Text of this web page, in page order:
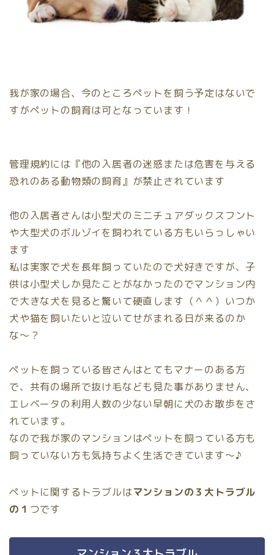
我が家の場合、今のところペットを飼う予定はないで
すがペットの飼育は可となっています！
管理規約には『他の入居者の迷惑または危害を与える
恐れのある動物類の飼育』が禁止されています
他の入居者さんは小型犬のミニチュアダックスフント
や大型犬のボルゾイを飼われている方もいらっしゃい
ます
私は実家で犬を長年飼っていたので犬好きですが、子
供は小型犬しか見たことがなかったのでマンション内
で大きな犬を見ると驚いて硬直します（＾＾）いつか
犬や猫を飼いたいと泣いてせがまれる日が来るのか
な〜？
ペットを飼っている皆さんはとてもマナーのある方
で、共有の場所で抜け毛なども見た事がありません、
エレベータの利用人数の少ない早朝に犬のお散歩をさ
れています。
なので我が家のマンションはペットを飼っている方も
飼っていない方も気持ちよく生活できています〜♪
ペットに関するトラブルはマンションの３大トラブル
の１ つです